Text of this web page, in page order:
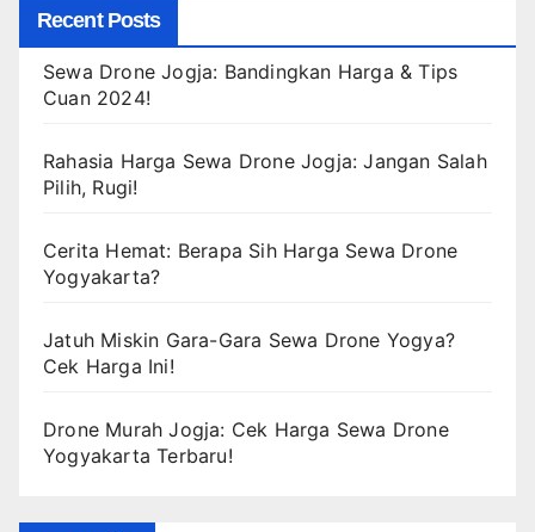
Recent Posts
Sewa Drone Jogja: Bandingkan Harga & Tips
Cuan 2024!
Rahasia Harga Sewa Drone Jogja: Jangan Salah
Pilih, Rugi!
Cerita Hemat: Berapa Sih Harga Sewa Drone
Yogyakarta?
Jatuh Miskin Gara-Gara Sewa Drone Yogya?
Cek Harga Ini!
Drone Murah Jogja: Cek Harga Sewa Drone
Yogyakarta Terbaru!